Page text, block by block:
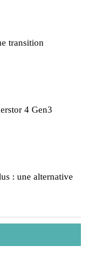
transition
4 Gen3
: une alternative